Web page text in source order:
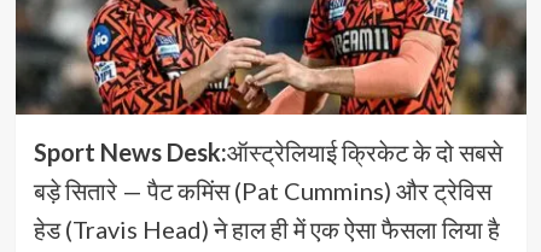
Sport News Desk:ऑस्ट्रेलियाई क्रिकेट के दो सबसे
बड़े सितारे — पैट कमिंस (Pat Cummins) और ट्रेविस
हेड (Travis Head) ने हाल ही में एक ऐसा फैसला लिया है